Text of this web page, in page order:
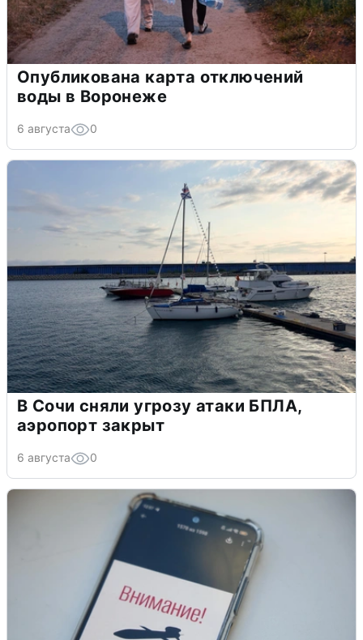
Опубликована карта отключений
воды в Воронеже
6 августа 0
В Сочи сняли угрозу атаки БПЛА,
аэропорт закрыт
6 августа 0